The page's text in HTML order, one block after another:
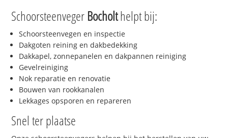
Schoorsteenveger Bocholthelpt bij:
Schoorsteenvegen en inspectie
Dakgoten reining en dakbedekking
Dakkapel, zonnepanelen en dakpannen reiniging
Gevelreiniging
Nok reparatie en renovatie
Bouwen van rookkanalen
Lekkages opsporen en repareren
Snel ter plaatse